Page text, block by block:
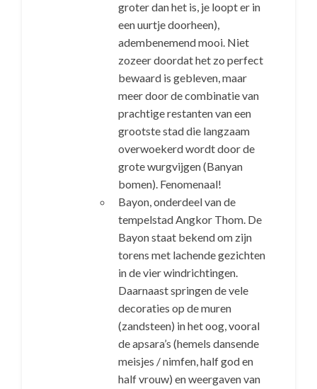
groter dan het is, je loopt er in
een uurtje doorheen),
adembenemend mooi. Niet
zozeer doordat het zo perfect
bewaard is gebleven, maar
meer door de combinatie van
prachtige restanten van een
grootste stad die langzaam
overwoekerd wordt door de
grote wurgvijgen (Banyan
bomen). Fenomenaal!
Bayon, onderdeel van de
tempelstad Angkor Thom. De
Bayon staat bekend om zijn
torens met lachende gezichten
in de vier windrichtingen.
Daarnaast springen de vele
decoraties op de muren
(zandsteen) in het oog, vooral
de apsara’s (hemels dansende
meisjes / nimfen, half god en
half vrouw) en weergaven van